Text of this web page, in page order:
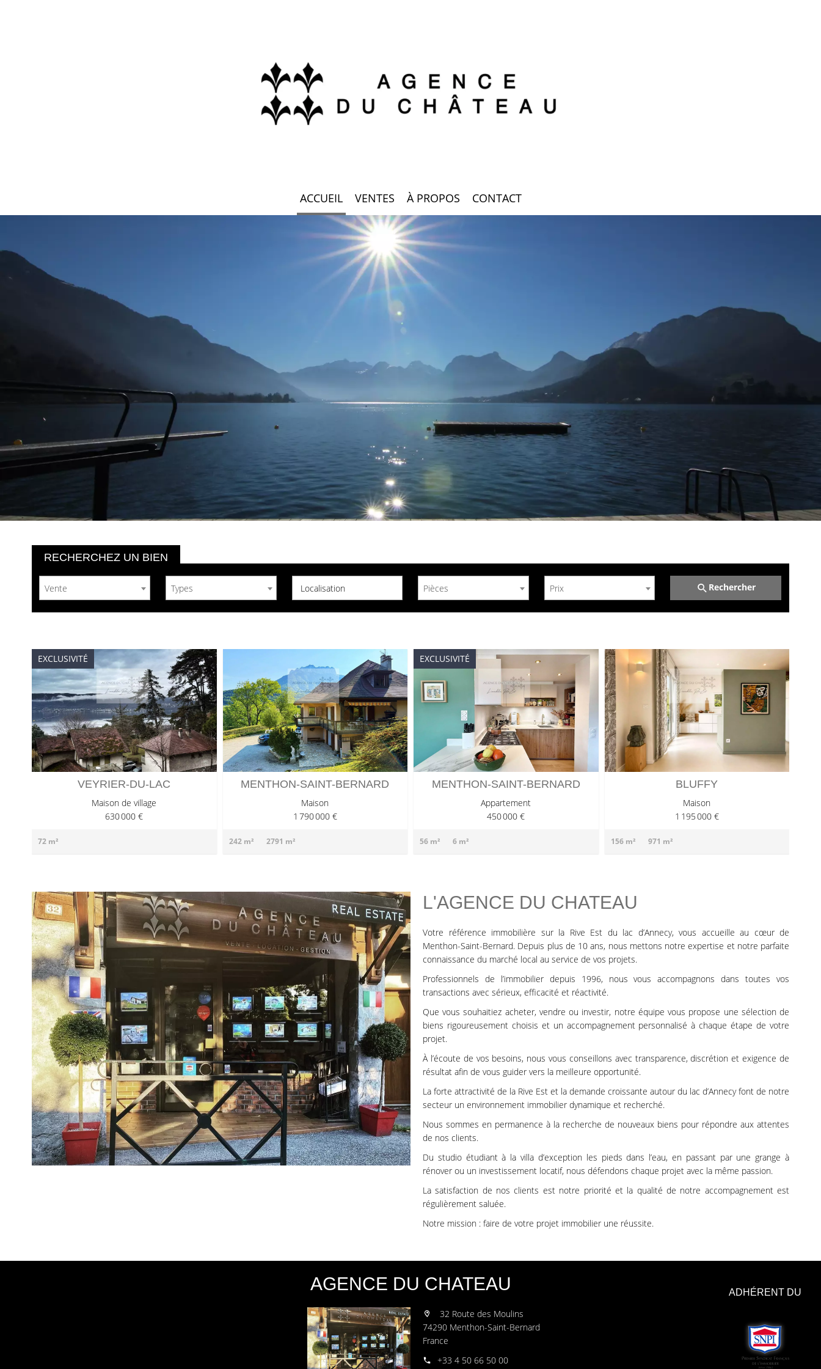
ACCUEIL VENTES À PROPOS CONTACT
RECHERCHEZ UN BIEN
Vente Types Localisation Pièces Prix Rechercher
VEYRIER-DU-LAC
Maison de village
630 000 €
72 m²
EXCLUSIVITÉ
MENTHON-SAINT-BERNARD
Maison
1 790 000 €
242 m² 2791 m²
MENTHON-SAINT-BERNARD
Appartement
450 000 €
56 m² 6 m²
EXCLUSIVITÉ
BLUFFY
Maison
1 195 000 €
156 m² 971 m²
L'AGENCE DU CHATEAU
Votre référence immobilière sur la Rive Est du lac d’Annecy, vous accueille au cœur de
Menthon-Saint-Bernard. Depuis plus de 10 ans, nous mettons notre expertise et notre parfaite
connaissance du marché local au service de vos projets.
Professionnels de l’immobilier depuis 1996, nous vous accompagnons dans toutes vos
transactions avec sérieux, efficacité et réactivité.
Que vous souhaitiez acheter, vendre ou investir, notre équipe vous propose une sélection de
biens rigoureusement choisis et un accompagnement personnalisé à chaque étape de votre
projet.
À l’écoute de vos besoins, nous vous conseillons avec transparence, discrétion et exigence de
résultat afin de vous guider vers la meilleure opportunité.
La forte attractivité de la Rive Est et la demande croissante autour du lac d’Annecy font de notre
secteur un environnement immobilier dynamique et recherché.
Nous sommes en permanence à la recherche de nouveaux biens pour répondre aux attentes
de nos clients.
Du studio étudiant à la villa d’exception les pieds dans l’eau, en passant par une grange à
rénover ou un investissement locatif, nous défendons chaque projet avec la même passion.
La satisfaction de nos clients est notre priorité et la qualité de notre accompagnement est
régulièrement saluée.
Notre mission : faire de votre projet immobilier une réussite.
ADHÉRENT DU
AGENCE DU CHATEAU
32 Route des Moulins
74290 Menthon-Saint-Bernard
France
+33 4 50 66 50 00